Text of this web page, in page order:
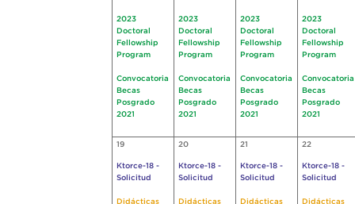
2023
Doctoral
Fellowship
Program
Convocatoria
Becas
Posgrado
2021
2023
Doctoral
Fellowship
Program
Convocatoria
Becas
Posgrado
2021
2023
Doctoral
Fellowship
Program
Convocatoria
Becas
Posgrado
2021
2023
Doctoral
Fellowship
Program
Convocatoria
Becas
Posgrado
2021
19
Ktorce-18 -
Solicitud
Didácticas
20
Ktorce-18 -
Solicitud
Didácticas
21
Ktorce-18 -
Solicitud
Didácticas
22
Ktorce-18 -
Solicitud
Didácticas